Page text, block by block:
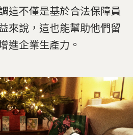
這不僅是基於合法保障員
來說，這也能幫助他們留
進企業生產力。